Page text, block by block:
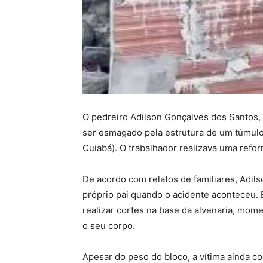
O pedreiro Adilson Gonçalves dos
ser esmagado pela estrutura de um
Cuiabá). O trabalhador realizava uma
De acordo com relatos de familiares,
próprio pai quando o acidente
realizar cortes na base da alvenaria,
o seu corpo.
Apesar do peso do bloco, a vítima ainda